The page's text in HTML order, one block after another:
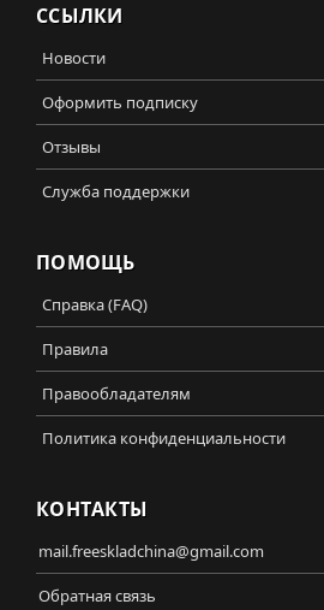
ССЫЛКИ
Новости
Оформить подписку
Отзывы
Служба поддержки
ПОМОЩЬ
Справка (FAQ)
Правила
Правообладателям
Политика конфиденциальности
КОНТАКТЫ
mail.freeskladchina@gmail.com
Обратная связь